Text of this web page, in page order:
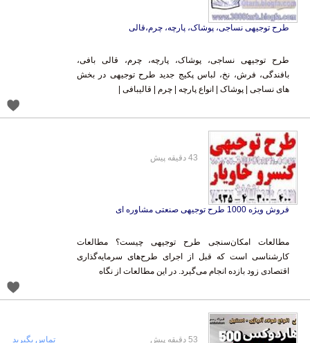
طرح توجیهی نساجی، پوشاک، پارچه، چرم،قالی
طرح توجیهی نساجی، پوشاک، پارچه، چرم، قالی بافی،
بافندگی، فرش، نخ، لباس پکیج جدید طرح توجیهی در بخش
های نساجی | پوشاک | انواع پارچه | چرم | قالیبافی |
فروش ویژه 1000 طرح توجیهی صنعتی مشاوره ای
مطالعات امکان‌سنجی طرح توجیهی چیست؟ مطالعات
کارشناسی است که قبل از اجرای طرح‌های سرمایه‌گذاری
اقتصادی زود بازده انجام می‌گیرد. در این مطالعات از نگاه
43 دقیقه پیش
53 دقیقه پیش تماس بگیرید